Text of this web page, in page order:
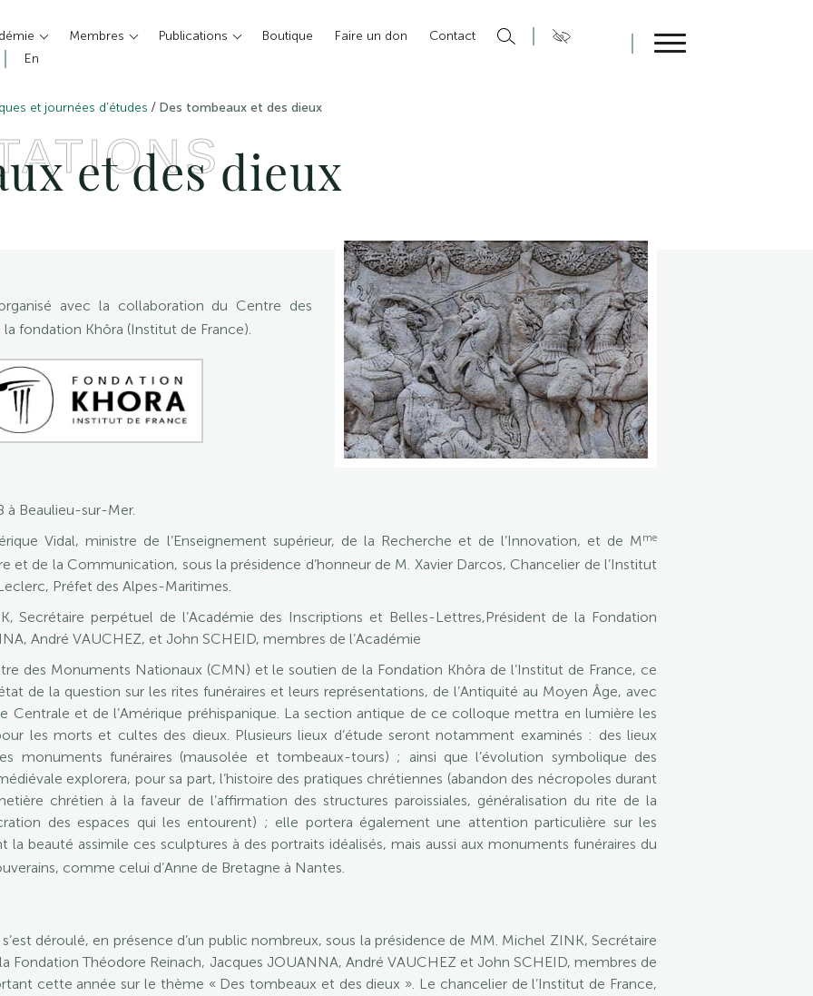
Membres Publications Boutique Faire un don
Contact
En
et journées d'études / Des tombeaux et des dieux
et des dieux
avec la collaboration du Centre des
fondation Khôra (Institut de France).
à Beaulieu-sur-Mer.
Vidal, ministre de l’Enseignement supérieur, de la Recherche et de l’Innovation, et de Mme
et de la Communication, sous la présidence d’honneur de M. Xavier Darcos, Chancelier de l’Institut
Préfet des Alpes-Maritimes.
Secrétaire perpétuel de l’Académie des Inscriptions et Belles-Lettres,Président de la Fondation
André VAUCHEZ, et John SCHEID, membres de l’Académie
des Monuments Nationaux (CMN) et le soutien de la Fondation Khôra de l’Institut de France, ce
de la question sur les rites funéraires et leurs représentations, de l’Antiquité au Moyen Âge, avec
Centrale et de l’Amérique préhispanique. La section antique de ce colloque mettra en lumière les
les morts et cultes des dieux. Plusieurs lieux d’étude seront notamment examinés : des lieux
monuments funéraires (mausolée et tombeaux-tours) ; ainsi que l’évolution symbolique des
explorera, pour sa part, l’histoire des pratiques chrétiennes (abandon des nécropoles durant
chrétien à la faveur de l’affirmation des structures paroissiales, généralisation du rite de la
des espaces qui les entourent) ; elle portera également une attention particulière sur les
la beauté assimile ces sculptures à des portraits idéalisés, mais aussi aux monuments funéraires du
comme celui d’Anne de Bretagne à Nantes.
déroulé, en présence d’un public nombreux, sous la présidence de MM. Michel ZINK, Secrétaire
Fondation Théodore Reinach, Jacques JOUANNA, André VAUCHEZ et John SCHEID, membres de
cette année sur le thème « Des tombeaux et des dieux ». Le chancelier de l’Institut de France,